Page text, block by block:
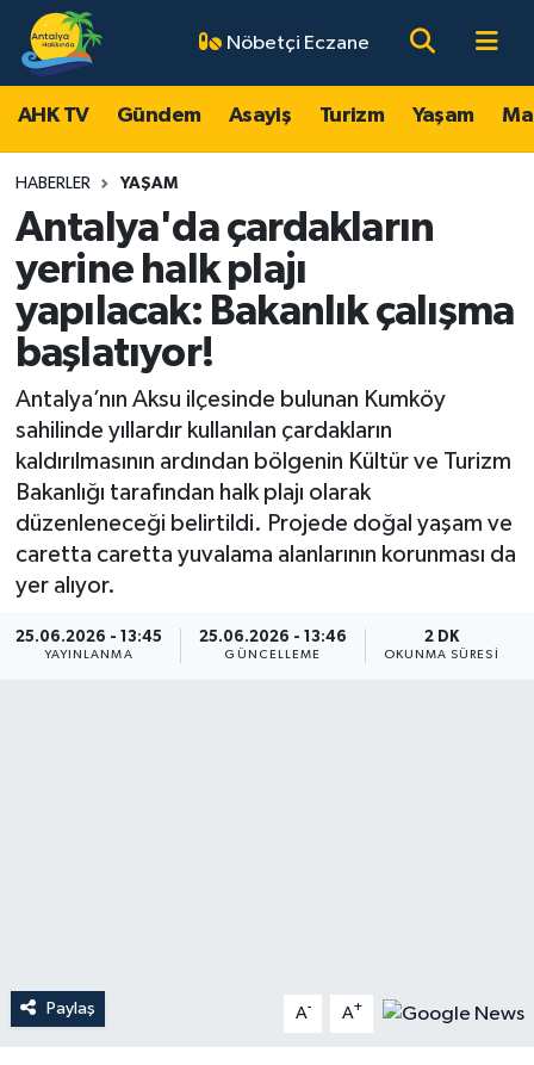
Nöbetçi Eczane
AHK TV Gündem Asayiş Turizm Yaşam
HABERLER YAŞAM
Antalya'da çardakların
yerine halk plajı
yapılacak: Bakanlık çalışma
başlatıyor!
Antalya’nın Aksu ilçesinde bulunan Kumköy
sahilinde yıllardır kullanılan çardakların
kaldırılmasının ardından bölgenin Kültür ve Turizm
Bakanlığı tarafından halk plajı olarak
düzenleneceği belirtildi. Projede doğal yaşam ve
caretta caretta yuvalama alanlarının korunması da
yer alıyor.
25.06.2026 - 13:45
YAYINLANMA
25.06.2026 - 13:46
GÜNCELLEME
2 DK
OKUNMA SÜRESI
Paylaş A- A+
AHK TV
Gündem
Asayiş
Turizm
Yaşam
Magazin
Ekonomi
Spor
Dünya
Resmi Reklamlar
Antalya Nöbetçi Eczaneler
Antalya Hava Durumu
Antalya Namaz Vakitleri
Antalya Trafik Yoğunluk Haritası
Süper Lig Puan Durumu ve Fikstür
Tüm Manşetler
Son Dakika Haberleri
Haber Arşivi